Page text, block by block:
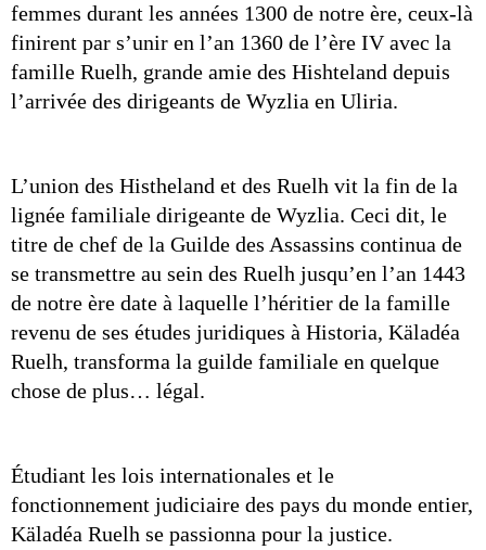
femmes durant les années 1300 de notre ère, ceux-là
finirent par s’unir en l’an 1360 de l’ère IV avec la
famille Ruelh, grande amie des Hishteland depuis
l’arrivée des dirigeants de Wyzlia en Uliria.
L’union des Histheland et des Ruelh vit la fin de la
lignée familiale dirigeante de Wyzlia. Ceci dit, le
titre de chef de la Guilde des Assassins continua de
se transmettre au sein des Ruelh jusqu’en l’an 1443
de notre ère date à laquelle l’héritier de la famille
revenu de ses études juridiques à Historia, Käladéa
Ruelh, transforma la guilde familiale en quelque
chose de plus… légal.
Étudiant les lois internationales et le
fonctionnement judiciaire des pays du monde entier,
Käladéa Ruelh se passionna pour la justice.